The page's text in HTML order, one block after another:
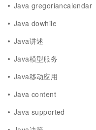
Java gregoriancalendar
Java dowhile
Java讲述
Java模型服务
Java移动应用
Java content
Java supported